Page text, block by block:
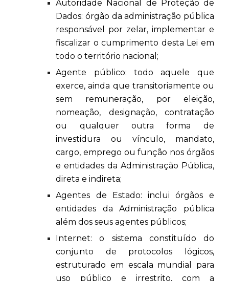
Autoridade Nacional de Proteção de
Dados: órgão da administração pública
responsável por zelar, implementar e
fiscalizar o cumprimento desta Lei em
todo o território nacional;
Agente público: todo aquele que
exerce, ainda que transitoriamente ou
sem remuneração, por eleição,
nomeação, designação, contratação
ou qualquer outra forma de
investidura ou vínculo, mandato,
cargo, emprego ou função nos órgãos
e entidades da Administração Pública,
direta e indireta;
Agentes de Estado: inclui órgãos e
entidades da Administração pública
além dos seus agentes públicos;
Internet: o sistema constituído do
conjunto de protocolos lógicos,
estruturado em escala mundial para
uso público e irrestrito, com a